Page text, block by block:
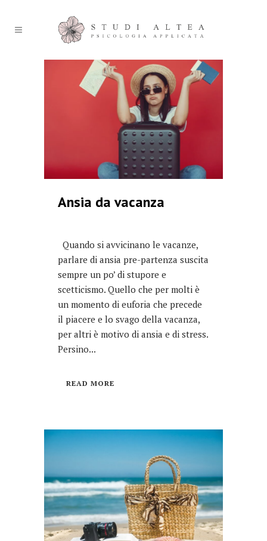
Ansia da vacanza
Quando si avvicinano le vacanze,
parlare di ansia pre-partenza suscita
sempre un po’ di stupore e
scetticismo. Quello che per molti è
un momento di euforia che precede
il piacere e lo svago della vacanza,
per altri è motivo di ansia e di stress.
Persino...
READ MORE